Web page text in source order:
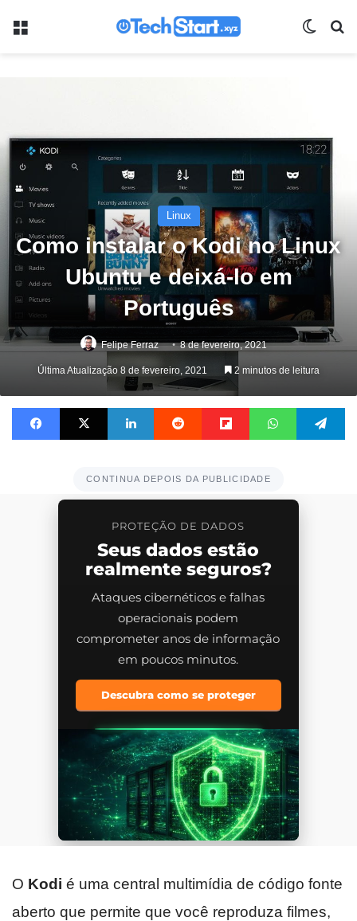
Menu
Linux
Como instalar o Kodi no Linux
Ubuntu e deixá-lo em
Português
Felipe Ferraz 8 de fevereiro, 2021
Última Atualização 8 de fevereiro, 2021 2 minutos de leitura
Facebook X Linkedin Reddit Flipboard WhatsApp
CONTINUA DEPOIS DA PUBLICIDADE
PROTEÇÃO DE DADOS
Seus dados estão
realmente seguros?
Ataques cibernéticos e falhas
operacionais podem
comprometer anos de informação
em poucos minutos.
Descubra como se proteger
O Kodi é uma central multimídia de código fonte
aberto que permite que você reproduza filmes,